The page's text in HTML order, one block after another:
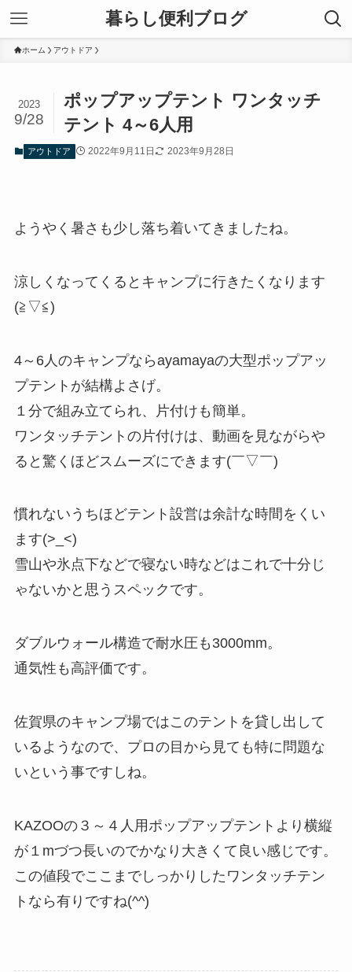
暮らし便利ブログ
ホーム アウトドア
ポップアップテント ワンタッチ
テント 4～6人用
2023
9/28
アウトドア 2022年9月11日 2023年9月28日
ようやく暑さも少し落ち着いてきましたね。
涼しくなってくるとキャンプに行きたくなります
(≧▽≦)
4～6人のキャンプならayamayaの大型ポップアッ
プテントが結構よさげ。
１分で組み立てられ、片付けも簡単。
ワンタッチテントの片付けは、動画を見ながらや
ると驚くほどスムーズにできます(￣▽￣)
慣れないうちほどテント設営は余計な時間をくい
ます(>_<)
雪山や氷点下などで寝ない時などはこれで十分じ
ゃないかと思うスペックです。
ダブルウォール構造で耐水圧も3000mm。
通気性も高評価です。
佐賀県のキャンプ場ではこのテントを貸し出して
いるようなので、プロの目から見ても特に問題な
いという事ですしね。
KAZOOの３～４人用ポップアップテントより横縦
が１mづつ長いのでかなり大きくて良い感じです。
この値段でここまでしっかりしたワンタッチテン
トなら有りですね(^^)